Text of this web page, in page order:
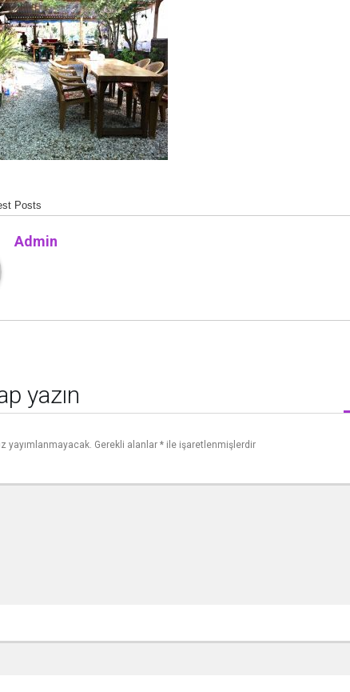
Posts
Admin
yazın
yayımlanmayacak. Gerekli alanlar* ile işaretlenmişlerdir